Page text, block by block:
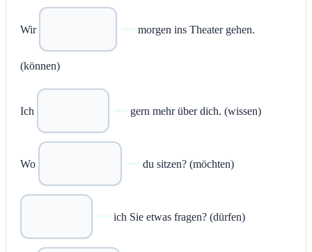
Wir morgen ins Theater gehen.
(können)
Ich gern mehr über dich. (wissen)
Wo du sitzen? (möchten)
ich Sie etwas fragen? (dürfen)